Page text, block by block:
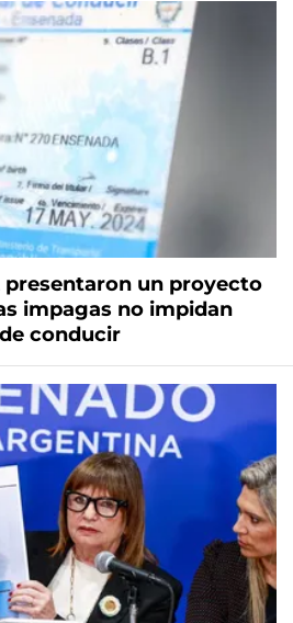
presentaron un proyecto
impagas no impidan
conducir